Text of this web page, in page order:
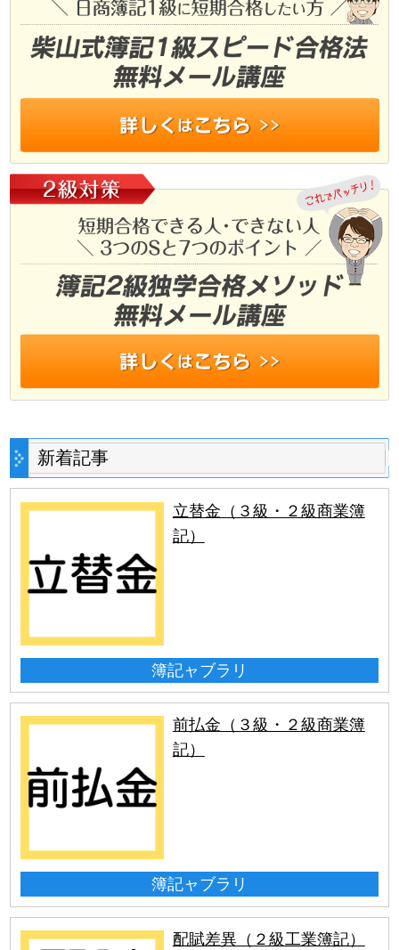
新着記事
立替金（３級・２級商業簿
記）
簿記ャブラリ
前払金（３級・２級商業簿
記）
簿記ャブラリ
配賦差異（２級工業簿記）